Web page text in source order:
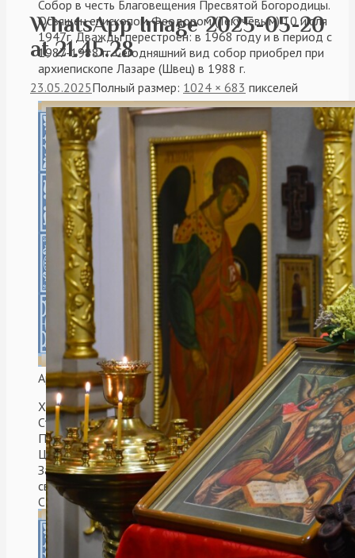
Собор в честь Благовещения Пресвятой Богородицы.
Освящен епископом Феодором (Текучевым) 10 июля
1947г. Дважды перестроен: в 1968 году и в период с
1987-1988 гг. Сегодняшний вид собор приобрел при
архиепископе Лазаре (Швец) в 1988 г.
Аргентинская Республика. Мар-Дель-Плата.
Храм в честь святых Царственных
Страстотерпцев.
После воссоединения Русской Православной
Церкви и Русской Православной Церкви
Заграницей, храм решили освятить в честь
святых Царственных Страстотерпцев.
Cтроительствo велось с 2006 по 2009 гг. при
митрополите Платоне (Удовенко).
WhatsApp Image 2025-05-20
at 21.45.28
23.05.2025Полный размер: 1024 × 683 пикселей